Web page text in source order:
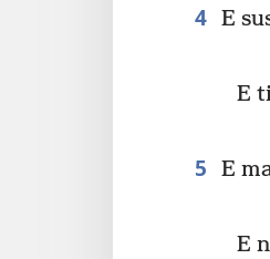
4 E
E
5 E
E